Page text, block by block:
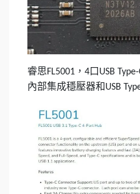
睿思FL5001 ， 4口 USB Type-
內部集成穩壓器和USB